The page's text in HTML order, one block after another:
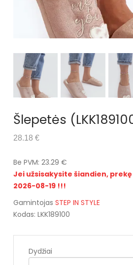
Šlepetės
28.18 €
Be PVM: 23.29 €
Jei užsisakysite šiandien,
2026-08-19 !!!
Gamintojas STEP IN STYLE
Kodas: LKK189100
Dydžiai